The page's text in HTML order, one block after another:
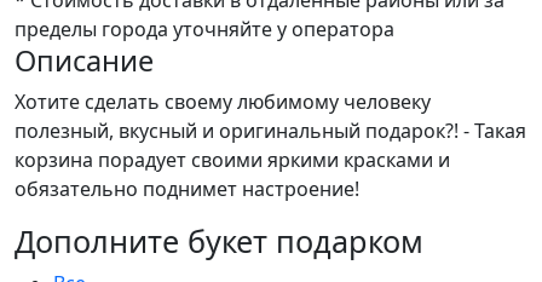
пределы города уточняйте у оператора
Описание
Хотите сделать своему любимому человеку
полезный, вкусный и оригинальный подарок?! - Такая
корзина порадует своими яркими красками и
обязательно поднимет настроение!
Дополните букет подарком